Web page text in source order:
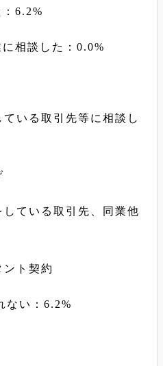
：6.2%
に相談した：0.0%
いる取引先等に相談し
ている取引先、同業他
ト契約
ない：6.2%